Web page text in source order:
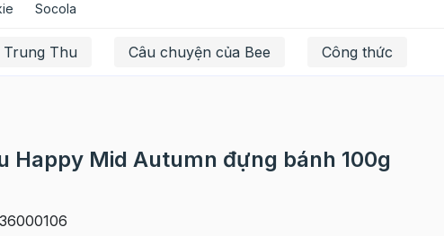
Socola
Trung Thu Câu chuyện của Bee Công thức
Happy Mid Autumn đựng bánh 100g